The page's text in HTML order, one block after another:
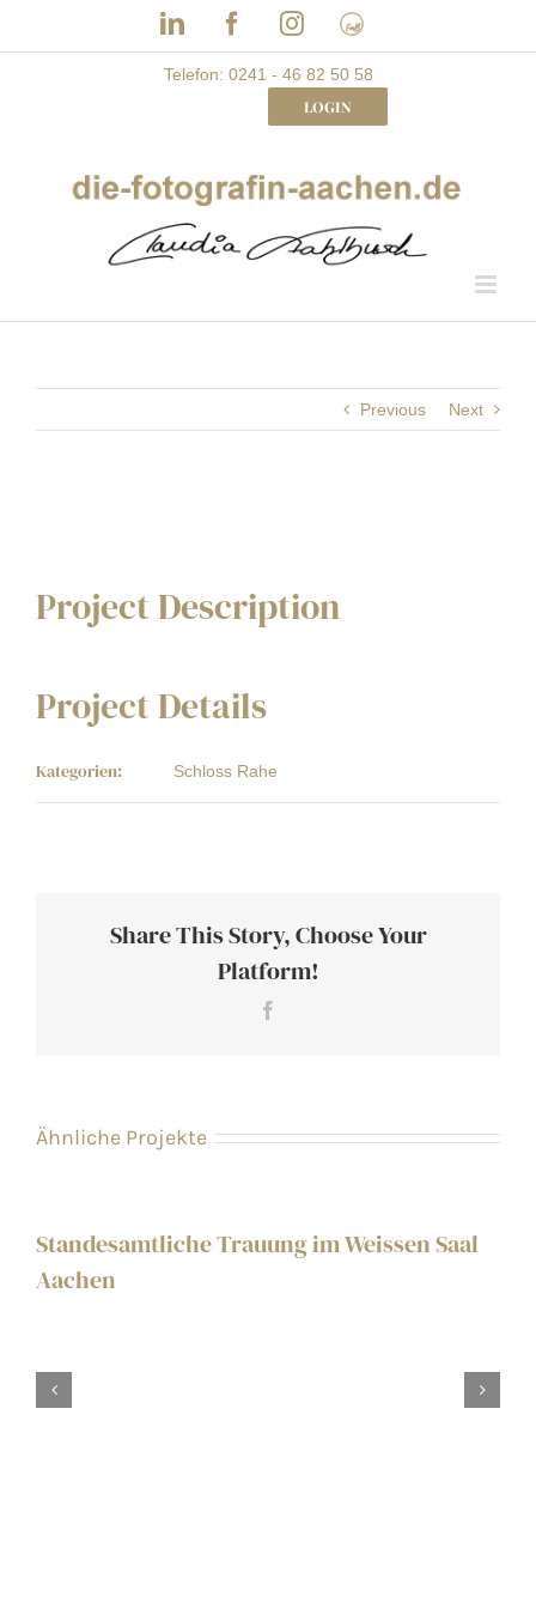
LinkedInFacebookInstagram
Frau
mit
Bizz
Telefon: 0241 - 46 82 50 58
LOGIN
Previous Next
Project Description
Project Details
Kategorien: Schloss Rahe
Share This Story, Choose Your
Platform!
Ähnliche Projekte
Standesamtliche Trauung im Weissen Saal
Aachen